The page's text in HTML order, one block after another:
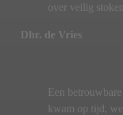
over veilig
Dhr. de Vries
Een
kwam op tijd,